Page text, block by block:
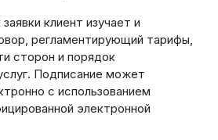
клиент изучает и
регламентирующий тарифы,
сторон и порядок
Подписание может
с использованием
электронной